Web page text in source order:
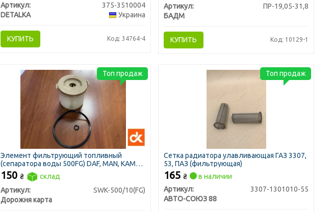
Артикул:
375-3510004
DETALKA
Украина
КУПИТЬ Код: 34764-4
Артикул:
ПР-19,05-31,8
БАДМ
КУПИТЬ Код: 10129-1
Элемент фильтрующий топливный
(сепаратора воды 500FG) DAF, MAN, KAMAZ
(ДК)
150₴
склад
Артикул:
SWK-500/10(FG)
Дорожня карта
Топ продаж
Сетка радиатора улавливающая ГАЗ 3307,
53, ПАЗ (фильтрующая)
165₴
в наличии
Артикул:
3307-1301010-55
АВТО-СОЮЗ 88
Топ продаж